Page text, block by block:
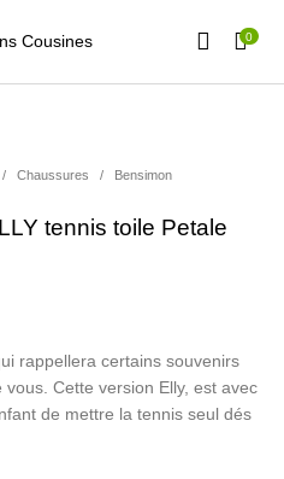
0
Chaussures Vêtements Filles
/ Chaussures / Bensimon
tennis toile Petale
rappellera certains souvenirs
vous. Cette version Elly, est avec
de mettre la tennis seul dés